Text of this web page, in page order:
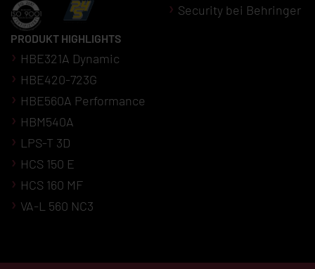
Security bei Behringer
PRODUKT HIGHLIGHTS
HBE321A Dynamic
HBE420-723G
HBE560A Performance
HBM540A
LPS-T 3D
HCS 150 E
HCS 160 MF
VA-L 560 NC3